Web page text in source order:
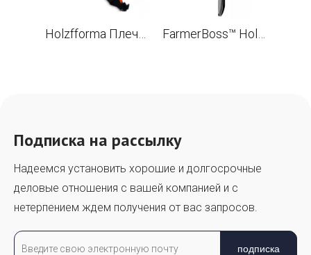
Подписка на рассылку
Надеемся установить хорошие и долгосрочные
деловые отношения с вашей компанией и с
нетерпением ждем получения от вас запросов.
подписка